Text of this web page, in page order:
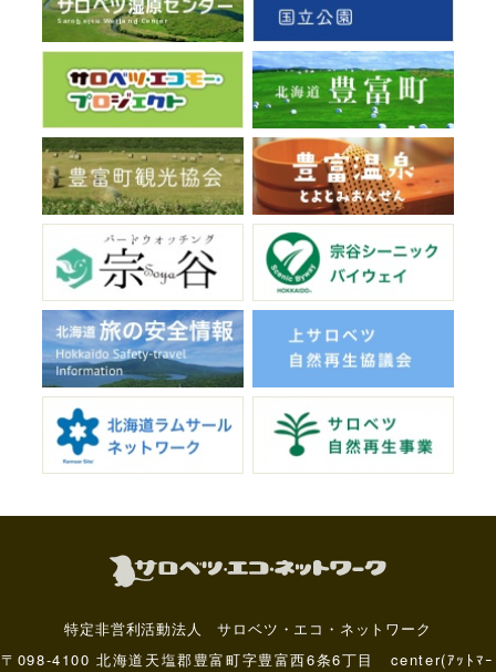
特定非営利活動法人 サロベツ・エコ・ネットワーク
〒098-4100 北海道天塩郡豊富町字豊富西6条6丁目 center(ｱｯﾄﾏｰ